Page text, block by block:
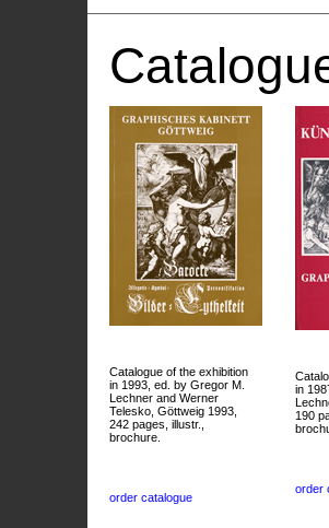
Catalogue of the exhibition
in 1993, ed. by Gregor M.
Lechner and Werner
Telesko, Göttweig 1993,
242 pages, illustr.,
brochure.
order catalogue
in
190
order